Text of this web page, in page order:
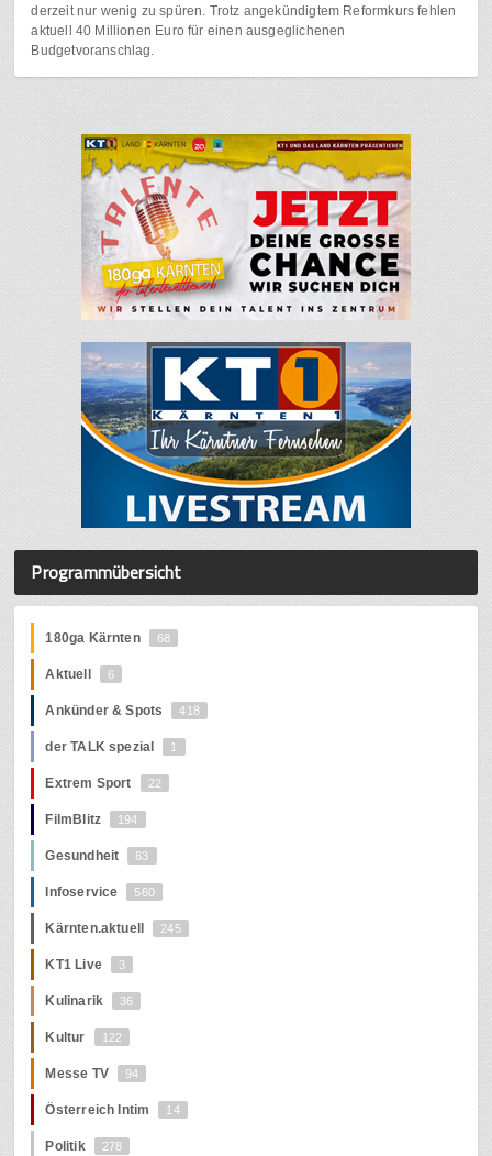
derzeit nur wenig zu spüren. Trotz angekündigtem Reformkurs fehlen
aktuell 40 Millionen Euro für einen ausgeglichenen
Budgetvoranschlag.
Programmübersicht
180ga Kärnten 68
Aktuell 6
Ankünder & Spots 418
der TALK spezial 1
Extrem Sport 22
FilmBlitz 194
Gesundheit 63
Infoservice 560
Kärnten.aktuell 245
KT1 Live 3
Kulinarik 36
Kultur 122
Messe TV 94
Österreich Intim 14
Politik 278